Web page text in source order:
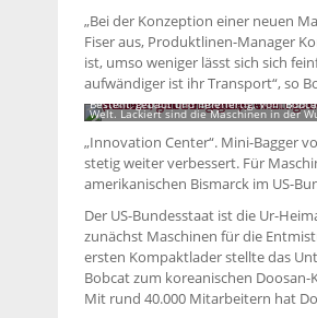
„Bei der Konzeption einer neuen
Fiser aus, Produktlinen-Manager
ist, umso weniger lässt sich sich
aufwändiger ist ihr Transport“, so
Bestellt, gebaut und lieferfertig: Vom
Welt. Lackiert sind die Maschinen in der
„Innovation Center“. Mini-Bagger
stetig weiter verbessert. Für
amerikanischen Bismarck im US-
Der US-Bundesstaat ist die Ur-
zunächst Maschinen für die
ersten Kompaktlader stellte das
Bobcat zum korea­nischen
Mit rund 40.000 Mitarbeitern hat